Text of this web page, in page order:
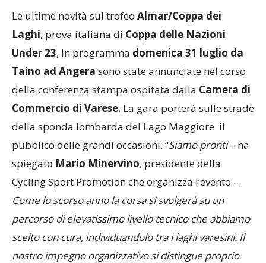
Le ultime novità sul trofeo Almar/Coppa dei
Laghi, prova italiana di Coppa delle Nazioni
Under 23, in programma domenica 31 luglio da
Taino ad Angera sono state annunciate nel corso
della conferenza stampa ospitata dalla Camera di
Commercio di Varese. La gara porterà sulle strade
della sponda lombarda del Lago Maggiore il
pubblico delle grandi occasioni. “Siamo pronti– ha
spiegato Mario Minervino, presidente della
Cycling Sport Promotion che organizza l’evento –.
Come lo scorso anno la corsa si svolgerà su un
percorso di elevatissimo livello tecnico che abbiamo
scelto con cura, individuandolo tra i laghi varesini. Il
nostro impegno organizzativo si distingue proprio